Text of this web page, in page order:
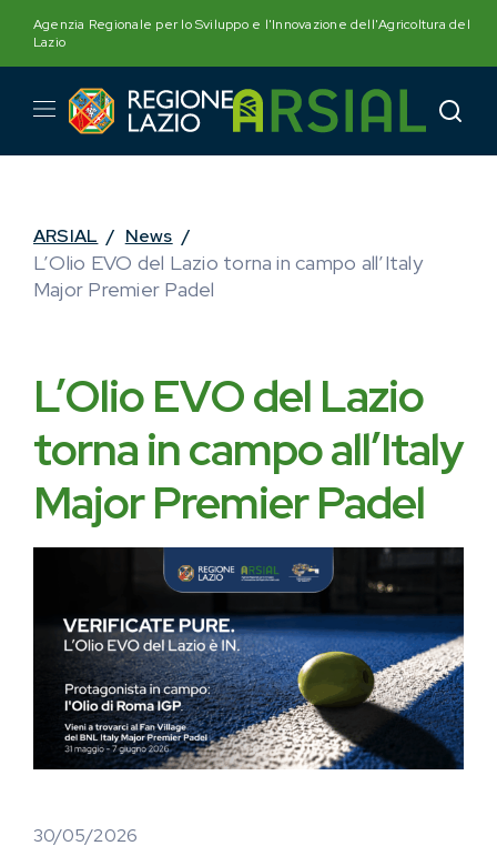
content
Agenzia Regionale per lo Sviluppo e l'Innovazione dell'Agricoltura del
Lazio
ARSIAL / News /
L’Olio EVO del Lazio torna in campo all’Italy
Major Premier Padel
L’Olio EVO del Lazio
torna in campo all’Italy
Major Premier Padel
30/05/2026